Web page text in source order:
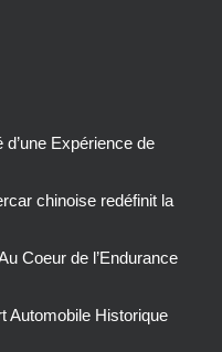
Expérience de
chinoise redéfinit la
Coeur de l’Endurance
Automobile Historique